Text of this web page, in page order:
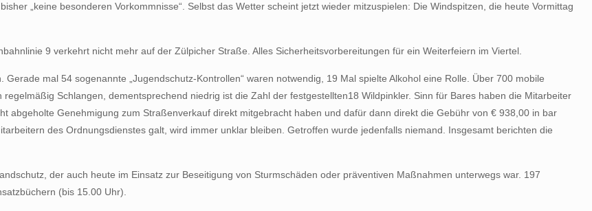
„keine besonderen Vorkommnisse“. Selbst das Wetter scheint jetzt wieder mitzuspielen: Die Windspitzen, die heute Vormittag
9 verkehrt nicht mehr auf der Zülpicher Straße. Alles Sicherheitsvorbereitungen für ein Weiterfeiern im Viertel.
mal 54 sogenannte „Jugendschutz-Kontrollen“ waren notwendig, 19 Mal spielte Alkohol eine Rolle. Über 700 mobile
Schlangen, dementsprechend niedrig ist die Zahl der festgestellten18 Wildpinkler. Sinn für Bares haben die Mitarbeiter
abgeholte Genehmigung zum Straßenverkauf direkt mitgebracht haben und dafür dann direkt die Gebühr von € 938,00 in bar
des Ordnungsdienstes galt, wird immer unklar bleiben. Getroffen wurde jedenfalls niemand. Insgesamt berichten die
der auch heute im Einsatz zur Beseitigung von Sturmschäden oder präventiven Maßnahmen unterwegs war. 197
(bis 15.00 Uhr).